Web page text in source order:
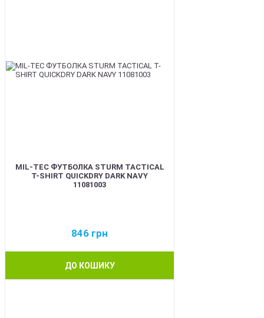
MIL-TEC ФУТБОЛКА STURM TACTICAL
T-SHIRT QUICKDRY DARK NAVY
11081003
846 грн
ДО КОШИКУ